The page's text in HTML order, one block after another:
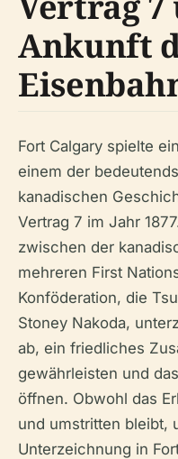
Ankunft
Fort Calgary spielte
einem der
kanadischen
Vertrag 7 im Jahr
zwischen der
mehreren First
Konföderation, die
Stoney Nakoda,
ab, ein friedliches
gewährleisten und
öffnen. Obwohl das
und umstritten bleibt,
Unterzeichnung in